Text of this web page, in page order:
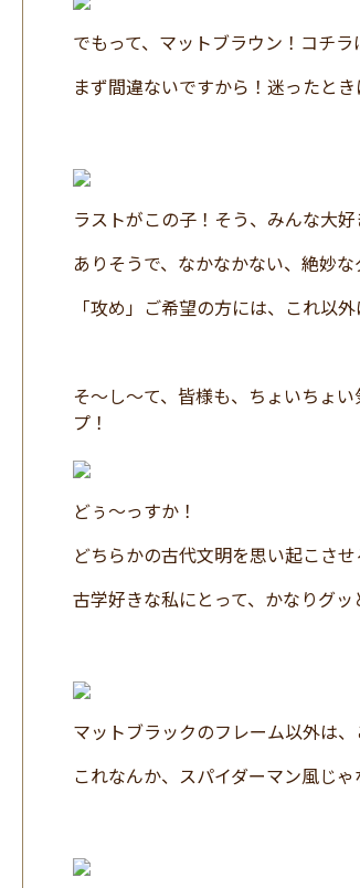
でもって、マットブラウン！コチラ
まず間違ないですから！迷ったと
ラストがこの子！そう、みんな大
ありそうで、なかなかない、絶妙な
「攻め」ご希望の方には、これ以
そ～し～て、皆様も、ちょいちょ
プ！
どぅ～っすか！
どちらかの古代文明を思い起こさ
古学好きな私にとって、かなりグッ
マットブラックのフレーム以外は
これなんか、スパイダーマン風じゃ